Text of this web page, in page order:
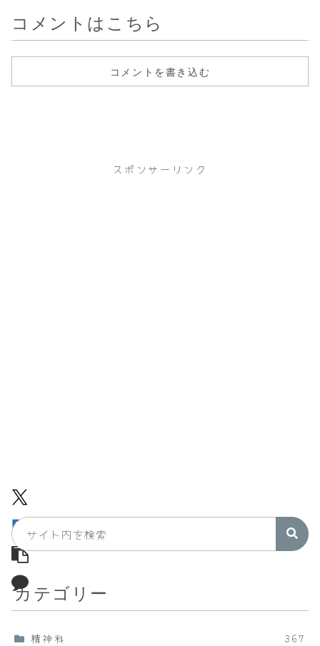
コメントはこちら
コメントを書き込む
スポンサーリンク
カテゴリー
精神科 367